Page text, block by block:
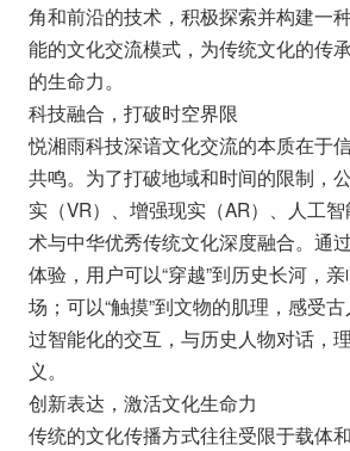
角和前沿的技术，积极探索并构建一
能的文化交流模式，为传统文化的传
的生命力。
科技融合，打破时空界限
悦湘雨科技深谙文化交流的本质在于
共鸣。为了打破地域和时间的限制，
实（VR）、增强现实（AR）、人工
术与中华优秀传统文化深度融合。通
体验，用户可以“穿越”到历史长河，
场；可以“触摸”到文物的肌理，感受
过智能化的交互，与历史人物对话，
义。
创新表达，激活文化生命力
传统的文化传播方式往往受限于载体